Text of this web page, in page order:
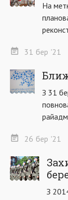
На
31 бер '21
З 31
26 бер '21
З